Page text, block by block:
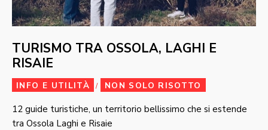
TURISMO TRA OSSOLA, LAGHI E
RISAIE
INFO E UTILITÀ / NON SOLO RISOTTO
12 guide turistiche, un territorio bellissimo che si estende
tra Ossola Laghi e Risaie